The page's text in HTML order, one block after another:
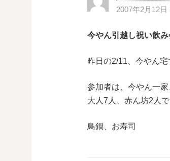
2007年2月12日
今やん引越し祝い飲み
昨日の2/11、今やん宅
参加者は、今やん一家
大人7人、赤ん坊2人で
鳥鍋、お寿司